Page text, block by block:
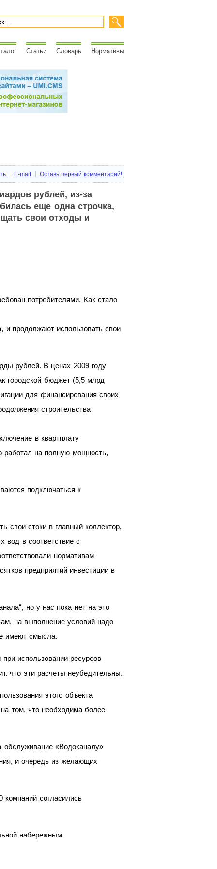
Статьи Словарь Нормативы
E-mail Оставь первый комментарий!
рублей, из-за
еще одна строчка,
свои отходы и
потребителями. Как стало
и продолжают использовать свои
рублей. В ценах 2009 году
городской бюджет (5,5 млрд
для финансирования своих
строительства
в квартплату
работал на полную мощность,
подключаться к
свои стоки в главный коллектор,
вод в соответствие с
нормативам
предприятий инвестиции в
но у нас пока нет на это
на выполнение условий надо
имеют смысла.
при использовании ресурсов
что эти расчеты неубедительны.
этого объекта
том, что необходима более
обслуживание «Водоканалу»
и очередь из желающих
компаний согласились
набережным.